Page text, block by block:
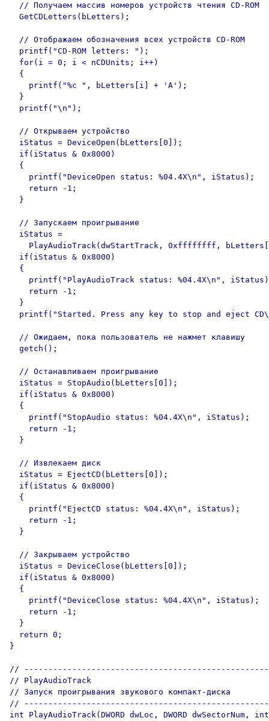
  // Получаем массив номеров устройств чтения CD-ROM
  GetCDLetters(bLetters);
  // Отображаем обозначения всех устройств CD-ROM
  printf("CD-ROM letters: ");
  for(i = 0; i < nCDUnits; i++)
  {
    printf("%c ", bLetters[i] + 'A');
  }
  printf("\n");
  // Открываем устройство
  iStatus = DeviceOpen(bLetters[0]);
  if(iStatus & 0x8000)
  {
    printf("DeviceOpen status: %04.4X\n", iStatus);
    return -1;
  }
  // Запускаем проигрывание
  iStatus =
PlayAudioTrack(dwStartTrack, 0xffffffff,
  if(iStatus & 0x8000)
  {
printf("PlayAudioTrack status: %04.4X\n",
    return -1;
  }
printf("Started. Press any key to stop and eject
  // Ожидаем, пока пользователь не нажмет клавишу
  getch();
  // Останавливаем проигрывание
  iStatus = StopAudio(bLetters[0]);
  if(iStatus & 0x8000)
  {
    printf("StopAudio status: %04.4X\n", iStatus);
    return -1;
  }
  // Извлекаем диск
  iStatus = EjectCD(bLetters[0]);
  if(iStatus & 0x8000)
  {
    printf("EjectCD status: %04.4X\n", iStatus);
    return -1;
  }
  // Закрываем устройство
  iStatus = DeviceClose(bLetters[0]);
  if(iStatus & 0x8000)
  {
    printf("DeviceClose status: %04.4X\n", iStatus);
    return -1;
  }
  return 0;
}
// ---------------------------------------------------
// PlayAudioTrack
// Запуск проигрывания звукового компакт-диска
// ---------------------------------------------------
int PlayAudioTrack(DWORD dwLoc, DWORD dwSectorNum,